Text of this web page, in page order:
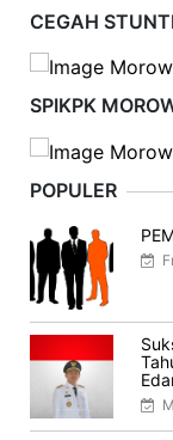
CEGAH
SPIKPK
POPULER